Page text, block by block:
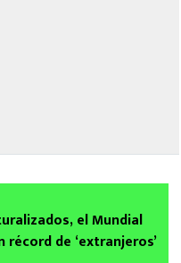
el Mundial
de ‘extranjeros’